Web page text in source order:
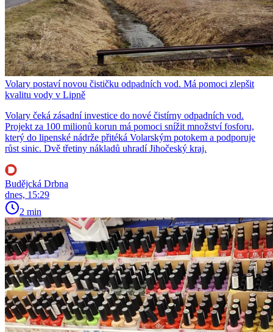
Volary postaví novou čističku odpadních vod. Má pomoci zlepšit
kvalitu vody v Lipně
Volary čeká zásadní investice do nové čistírny odpadních vod.
Projekt za 100 milionů korun má pomoci snížit množství fosforu,
který do lipenské nádrže přitéká Volarským potokem a podporuje
růst sinic. Dvě třetiny nákladů uhradí Jihočeský kraj.
Budějcká Drbna
dnes, 15:29
2 min